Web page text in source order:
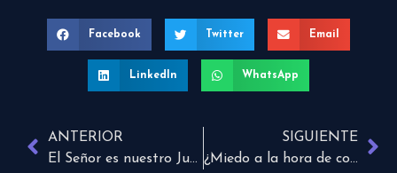
Facebook Twitter Email
LinkedIn WhatsApp
ANTERIOR
El Señor es nuestro Juez y nos salvará
SIGUIENTE
¿Miedo a la hora de compartir el evangelio?